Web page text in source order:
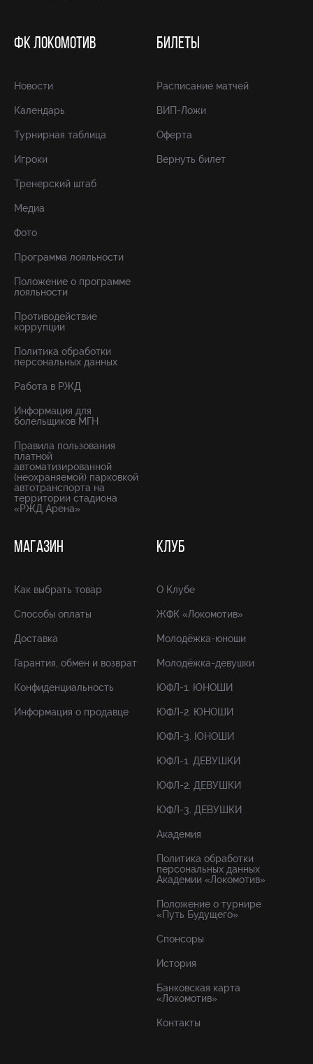
ФК ЛОКОМОТИВ
Новости
Календарь
Турнирная таблица
Игроки
Тренерский штаб
Медиа
Фото
Программа лояльности
Положение о программе
лояльности
Противодействие
коррупции
Политика обработки
персональных данных
Работа в РЖД
Информация для
болельщиков МГН
Правила пользования
платной
автоматизированной
(неохраняемой) парковкой
автотранспорта на
территории стадиона
«РЖД Арена»
БИЛЕТЫ
Расписание матчей
ВИП-Ложи
Оферта
Вернуть билет
МАГАЗИН
Как выбрать товар
Способы оплаты
Доставка
Гарантия, обмен и возврат
Конфиденциальность
Информация о продавце
КЛУБ
О Клубе
ЖФК «Локомотив»
Молодёжка-юноши
Молодёжка-девушки
ЮФЛ-1. ЮНОШИ
ЮФЛ-2. ЮНОШИ
ЮФЛ-3. ЮНОШИ
ЮФЛ-1. ДЕВУШКИ
ЮФЛ-2. ДЕВУШКИ
ЮФЛ-3. ДЕВУШКИ
Академия
Политика обработки
персональных данных
Академии «Локомотив»
Положение о турнире
«Путь Будущего»
Спонсоры
История
Банковская карта
«Локомотив»
Контакты